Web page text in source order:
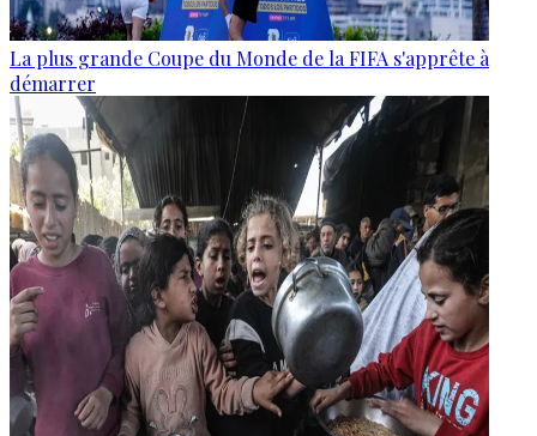
La plus grande Coupe du Monde de la FIFA s'apprête à
démarrer